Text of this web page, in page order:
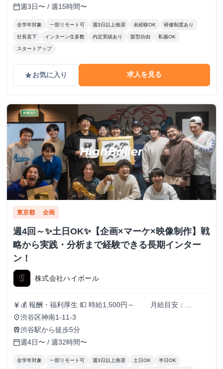
calendar_today週3日〜 / 週15時間〜
全学年対象 一部リモート可 週3日以上推奨 未経験OK 研修制度あり
社長直下 インターン生多数 内定実績あり 髪型自由 私服OK
スタートアップ
gradeお気に入り 求人を見る
東京都 企画
週4回～✨️土日OK✨️【企画×マーケ×映像制作】戦
略から実践・分析まで経験できる長期インター
ン！
株式会社ハイボール
currency_yen 💰 報酬・福利厚生 💵 時給1,500円～ 月給目安：
200,000円〜300,000円 ✅ スキル・実績に応じて昇給あり！
（半年ごとに査定） 🏠 住まいのサポートも充実！ 🔹 家賃
補助（最大3万円/月） ┗ 渋谷周辺に住んでいる or 住む予
定のメンバーを対象に支給！ 📚️休学中の希望者には、休学
費用の全額負担あり
place渋谷区神南1-11-3
train渋谷駅から徒歩5分
calendar_today週4日〜 / 週32時間〜
全学年対象 一部リモート可 週3日以上推奨 土日OK 半日OK